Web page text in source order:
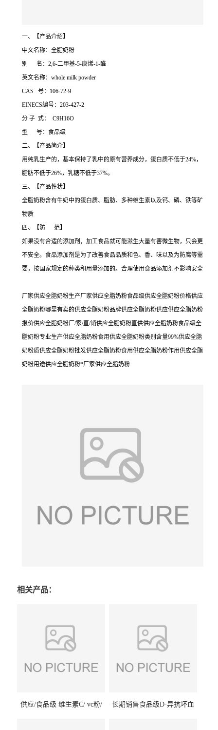
一、【产品介绍】
中文名称：全脂奶粉
别 名：2,6-二甲基-5-庚烯-1-醛
英文名称：whole milk powder
CAS 号：106-72-9
EINECS编号：203-427-2
分 子 式： C9H16O
型 号：食品级
二、【产品简介】
用纯乳生产的，基本保持了乳中的原有营养成分，蛋白质不低于24%，
脂肪不低于26%，乳糖不低于37%。
三、【产品性状】
全脂奶粉含有牛奶中的蛋白质、脂肪、多种维生素以及钙、磷、铁等矿
物质
四、【防 范】
如果没有合适的添加剂，加工食品就可能滋生大量有害微生物，只会更
不安全。食品添加剂是为了改善食品品质和色、香、味以及为防腐等需
要，按国家规定的种类和用量添加的。合理使用食品添加剂不影响安全
厂家供应全脂奶粉生产厂家供应全脂奶粉食品级供应全脂奶粉价格供应
全脂奶粉哪里有卖的供应全脂奶粉品牌供应全脂奶粉供应供应全脂奶粉
报价供应全脂奶粉厂/家/直/销供应全脂奶粉直供供应全脂奶粉食品级全
脂奶粉专业生产供应全脂奶粉食用供应全脂奶粉类别含量99%供应全脂
奶粉质供应全脂奶粉批发供应全脂奶粉食用供应全脂奶粉作用供应全脂
奶粉用途供应全脂奶粉*厂家供应全脂奶粉
相关产品：
供应/食品级 维生素C/ vc粉/
长期销售食品级D-异抗坏血